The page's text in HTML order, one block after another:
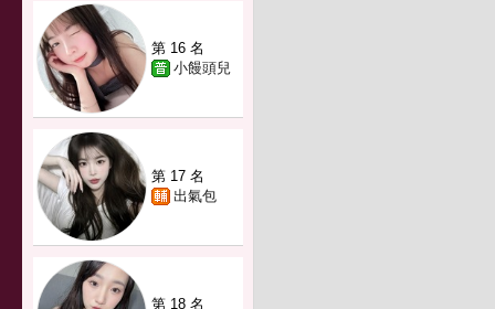
第 16 名
小饅頭兒
第 17 名
出氣包
第 18 名